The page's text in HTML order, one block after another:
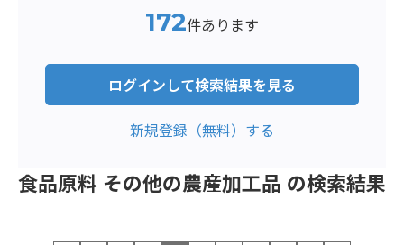
172件あります
ログインして検索結果を見る
新規登録（無料）する
食品原料 その他の農産加工品 の検索結果